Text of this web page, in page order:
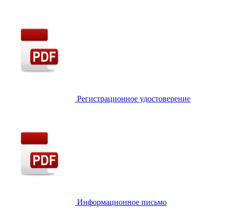
Регистрационное удостоверение
Информационное письмо